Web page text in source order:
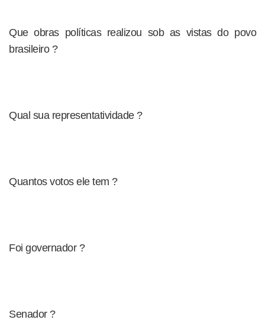
Que obras políticas realizou sob as vistas do povo
brasileiro ?
Qual sua representatividade ?
Quantos votos ele tem ?
Foi governador ?
Senador ?